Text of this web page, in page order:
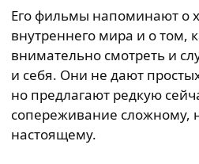
Его фильмы напоминают о
внутреннего мира и о том,
внимательно смотреть и
и себя. Они не дают
но предлагают редкую
сопереживание сложному,
настоящему.